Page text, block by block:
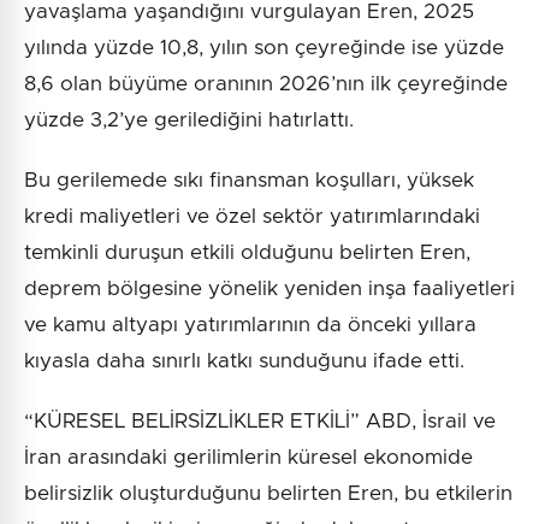
yavaşlama yaşandığını vurgulayan Eren, 2025
yılında yüzde 10,8, yılın son çeyreğinde ise yüzde
8,6 olan büyüme oranının 2026’nın ilk çeyreğinde
yüzde 3,2’ye gerilediğini hatırlattı.
Bu gerilemede sıkı finansman koşulları, yüksek
kredi maliyetleri ve özel sektör yatırımlarındaki
temkinli duruşun etkili olduğunu belirten Eren,
deprem bölgesine yönelik yeniden inşa faaliyetleri
ve kamu altyapı yatırımlarının da önceki yıllara
kıyasla daha sınırlı katkı sunduğunu ifade etti.
“KÜRESEL BELİRSİZLİKLER ETKİLİ” ABD, İsrail ve
İran arasındaki gerilimlerin küresel ekonomide
belirsizlik oluşturduğunu belirten Eren, bu etkilerin